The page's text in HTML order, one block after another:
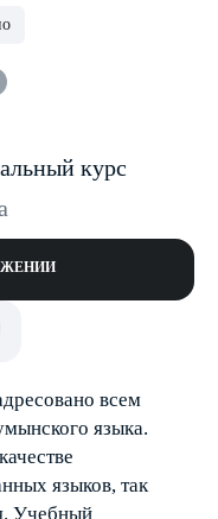
курс
всем
языка.
языков, так
Учебный